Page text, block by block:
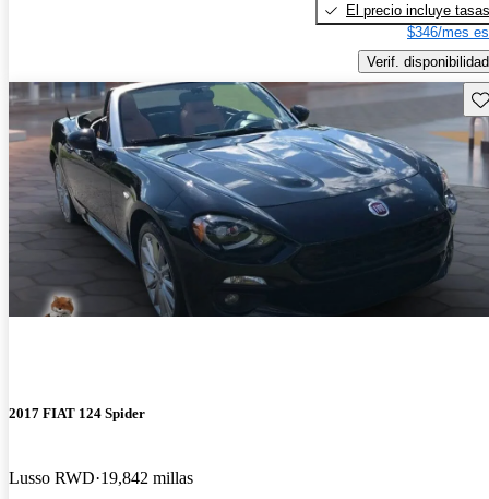
El precio incluye tasas
$346/mes
Verif. disponibilidad
2017 FIAT 124 Spider
Lusso RWD 19,842 millas